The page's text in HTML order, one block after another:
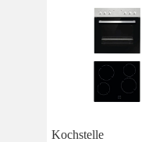
Kochstelle